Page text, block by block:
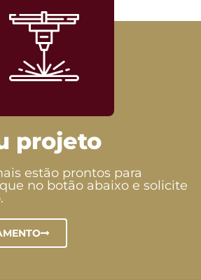
projeto
estão prontos para
no botão abaixo e solicite